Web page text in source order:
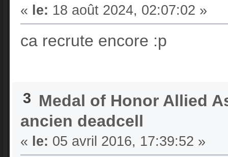
« le: 18 août 2024, 02:07:02 »
ca recrute encore :p
3 Medal of Honor Allied
ancien deadcell
« le: 05 avril 2016, 17:39:52 »